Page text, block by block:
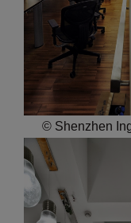
© Shenzhen